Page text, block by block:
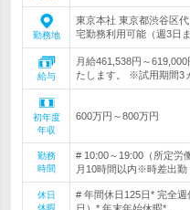
勤務地
東京本社 東京都渋谷区
宅勤務利用可能（週3日
給与
月給461,538円～
たします。 ※試用期間3
初年度
年収
600万円～800万円
勤務
時間
# 10:00～19:00（所定労
月10時間以内※時差出勤
休日
休暇
# 年間休日125日* 完全